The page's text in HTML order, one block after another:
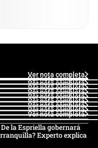
Ver nota completa
Ver nota completa
Ver nota completa
Ver nota completa
Ver nota completa
Ver nota completa
Ver nota completa
Ver nota completa
Ver nota completa
Ver nota completa
De la Espriella gobernará
Experto explica